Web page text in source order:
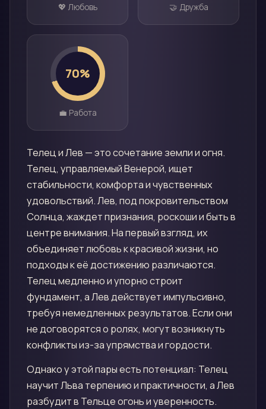
💖 Любовь 🤝 Дружба
70%
💼 Работа
Телец и Лев — это сочетание земли и огня.
Телец, управляемый Венерой, ищет
стабильности, комфорта и чувственных
удовольствий. Лев, под покровительством
Солнца, жаждет признания, роскоши и быть в
центре внимания. На первый взгляд, их
объединяет любовь к красивой жизни, но
подходы к её достижению различаются.
Телец медленно и упорно строит
фундамент, а Лев действует импульсивно,
требуя немедленных результатов. Если они
не договорятся о ролях, могут возникнуть
конфликты из-за упрямства и гордости.
Однако у этой пары есть потенциал: Телец
научит Льва терпению и практичности, а Лев
разбудит в Тельце огонь и уверенность.